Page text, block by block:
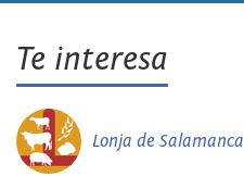
Te interesa
Lonja de Salamanca